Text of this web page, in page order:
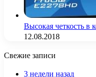
Высокая четкость в
12.08.2018
Свежие записи
3 недели назад